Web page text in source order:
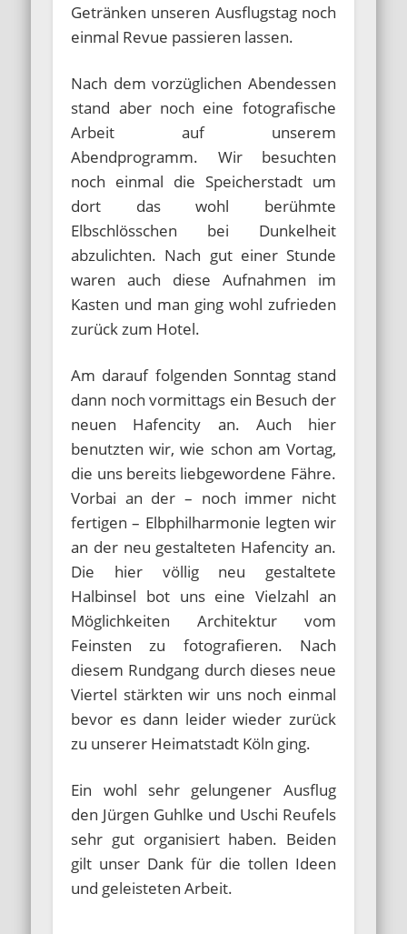
Getränken unseren Ausflugstag noch
einmal Revue passieren lassen.
Nach dem vorzüglichen Abendessen
stand aber noch eine fotografische
Arbeit auf unserem
Abendprogramm. Wir besuchten
noch einmal die Speicherstadt um
dort das wohl berühmte
Elbschlösschen bei Dunkelheit
abzulichten. Nach gut einer Stunde
waren auch diese Aufnahmen im
Kasten und man ging wohl zufrieden
zurück zum Hotel.
Am darauf folgenden Sonntag stand
dann noch vormittags ein Besuch der
neuen Hafencity an. Auch hier
benutzten wir, wie schon am Vortag,
die uns bereits liebgewordene Fähre.
Vorbai an der – noch immer nicht
fertigen – Elbphilharmonie legten wir
an der neu gestalteten Hafencity an.
Die hier völlig neu gestaltete
Halbinsel bot uns eine Vielzahl an
Möglichkeiten Architektur vom
Feinsten zu fotografieren. Nach
diesem Rundgang durch dieses neue
Viertel stärkten wir uns noch einmal
bevor es dann leider wieder zurück
zu unserer Heimatstadt Köln ging.
Ein wohl sehr gelungener Ausflug
den Jürgen Guhlke und Uschi Reufels
sehr gut organisiert haben. Beiden
gilt unser Dank für die tollen Ideen
und geleisteten Arbeit.